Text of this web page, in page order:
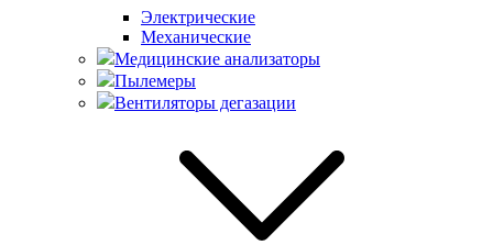
Электрические
Механические
Медицинские анализаторы
Пылемеры
Вентиляторы дегазации